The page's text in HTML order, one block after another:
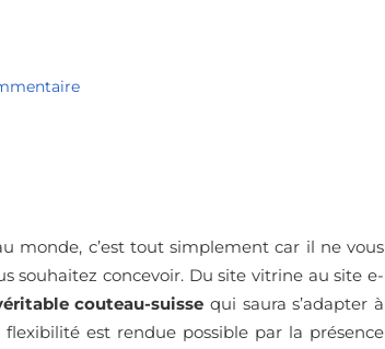
monde, c’est tout simplement car il ne vous
souhaitez concevoir. Du site vitrine au site e-
couteau-suisse qui saura s’adapter à
est rendue possible par la présence